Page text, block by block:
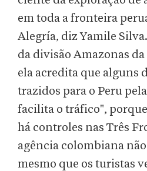
em toda a fronteira
Alegría, diz Yamile
da divisão Amazonas
ela acredita que alguns
trazidos para o Peru
facilita o tráfico",
há controles nas Três
agência colombiana
mesmo que os turistas